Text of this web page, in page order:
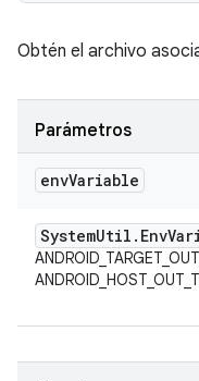
Obtén el archivo
Parámetros
envVariable
SystemUtil . Env